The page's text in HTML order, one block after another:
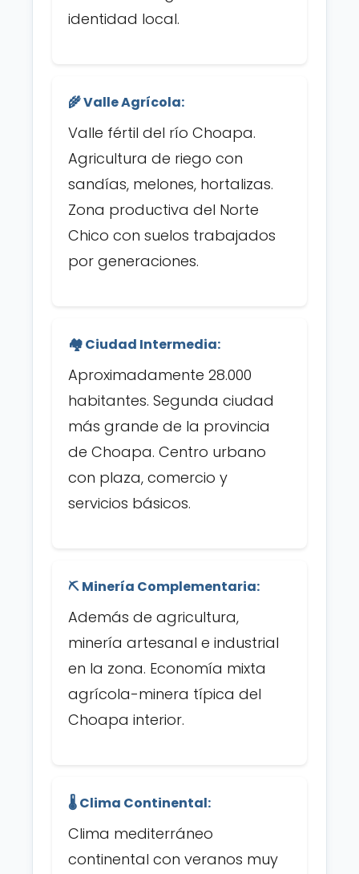
identidad local.
🌾 Valle Agrícola:
Valle fértil del río Choapa.
Agricultura de riego con
sandías, melones, hortalizas.
Zona productiva del Norte
Chico con suelos trabajados
por generaciones.
🏘️ Ciudad Intermedia:
Aproximadamente 28.000
habitantes. Segunda ciudad
más grande de la provincia
de Choapa. Centro urbano
con plaza, comercio y
servicios básicos.
⛏️ Minería Complementaria:
Además de agricultura,
minería artesanal e industrial
en la zona. Economía mixta
agrícola-minera típica del
Choapa interior.
🌡️ Clima Continental:
Clima mediterráneo
continental con veranos muy